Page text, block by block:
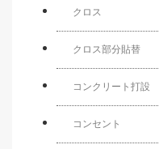
クロス
クロス部分貼替
コンクリート打設
コンセント